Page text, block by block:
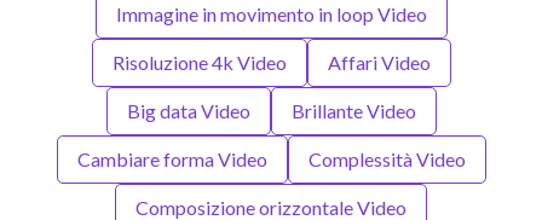
Immagine in movimento in loop Video
Risoluzione 4k Video Affari Video
Big data Video Brillante Video
Cambiare forma Video Complessità Video
Composizione orizzontale Video